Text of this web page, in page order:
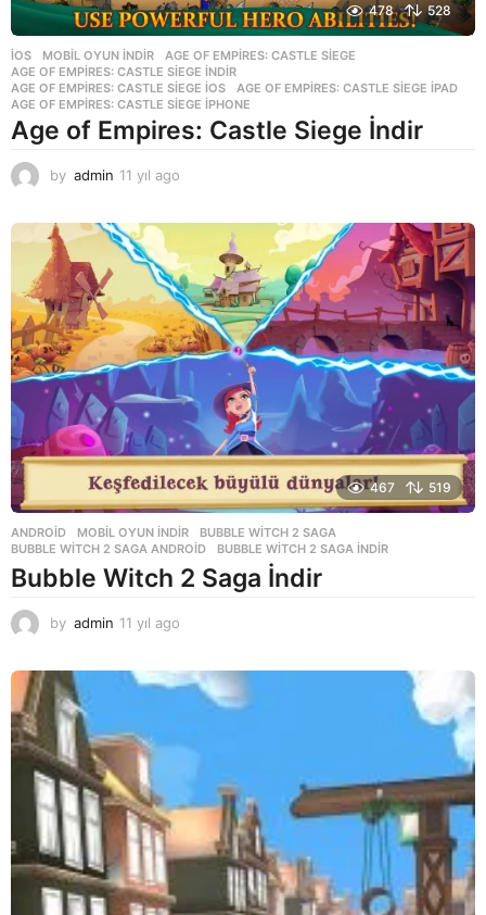
478 528
İOS ,MOBIL OYUN INDIR AGE OF EMPIRES: CASTLE SIEGE
AGE OF EMPIRES: CASTLE SIEGE INDIR
AGE OF EMPIRES: CASTLE SIEGE IOS
,AGE OF EMPIRES: CASTLE SIEGE IPAD
AGE OF EMPIRES: CASTLE SIEGE IPHONE
Age of Empires: Castle Siege İndir
by admin 11 yıl ago
a
g
o
467 519
ANDROID ,MOBIL OYUN INDIR BUBBLE WITCH 2 SAGA
BUBBLE WITCH 2 SAGA ANDROID
,BUBBLE WITCH 2 SAGA INDIR
Bubble Witch 2 Saga İndir
by admin 11 yıl ago
ı
g